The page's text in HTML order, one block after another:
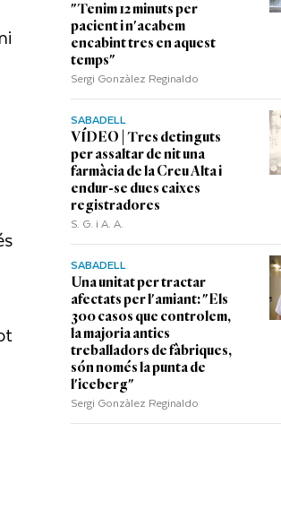
"Tenim 12 minuts per
pacient i n'acabem
encabint tres en aquest
temps"
Sergi Gonzàlez Reginaldo
SABADELL
VÍDEO | Tres detinguts
per assaltar de nit una
farmàcia de la Creu Alta i
endur-se dues caixes
registradores
S. G. i A. A.
SABADELL
Una unitat per tractar
afectats per l'amiant: "Els
300 casos que controlem,
la majoria antics
treballadors de fàbriques,
són només la punta de
l'iceberg"
Sergi Gonzàlez Reginaldo